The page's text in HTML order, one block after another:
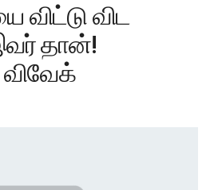
விட்டு விட
தான்!